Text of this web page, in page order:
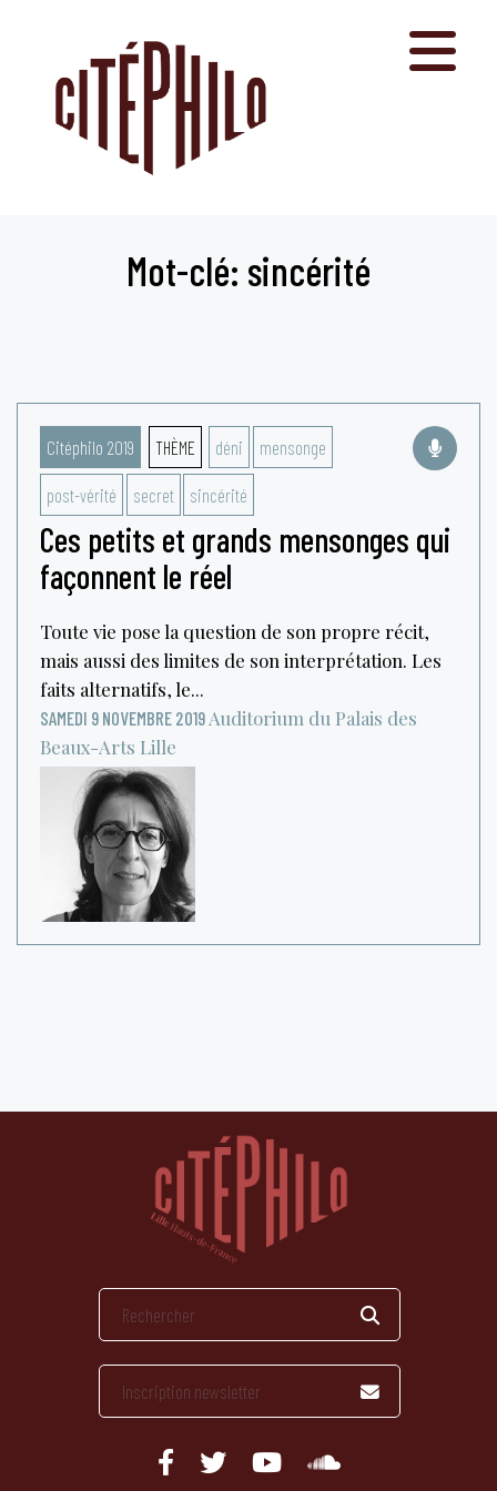
Mot-clé: sincérité
Citéphilo 2019 THÈME déni mensonge
post-vérité secret sincérité
Ces petits et grands mensonges qui
façonnent le réel
Toute vie pose la question de son propre récit,
mais aussi des limites de son interprétation. Les
faits alternatifs, le...
SAMEDI 9 NOVEMBRE 2019 Auditorium du Palais des
Beaux-Arts Lille